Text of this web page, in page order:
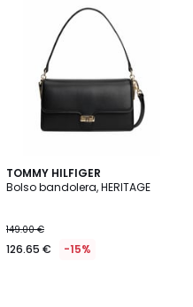
TOMMY HILFIGER
Bolso bandolera, HERITAGE
149.00 €
126.65 € -15%